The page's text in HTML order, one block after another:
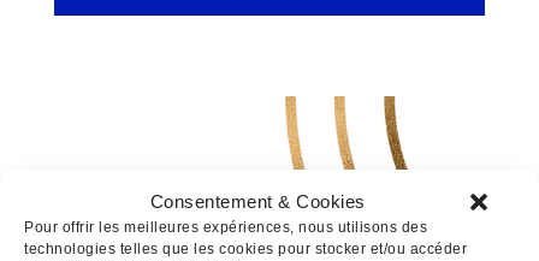
Consentement & Cookies
Pour offrir les meilleures expériences, nous utilisons des
technologies telles que les cookies pour stocker et/ou accéder
Découvrez nos produits grand format
(adhésifs, bâches, etc.) et leur traitement pour
une bonne impression : conseils, contraintes,
READ MORE